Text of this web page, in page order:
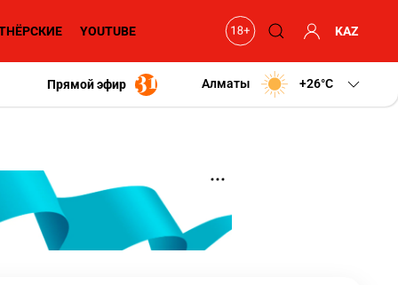
YOUTUBE KAZ
Прямой эфир Алматы +26 C